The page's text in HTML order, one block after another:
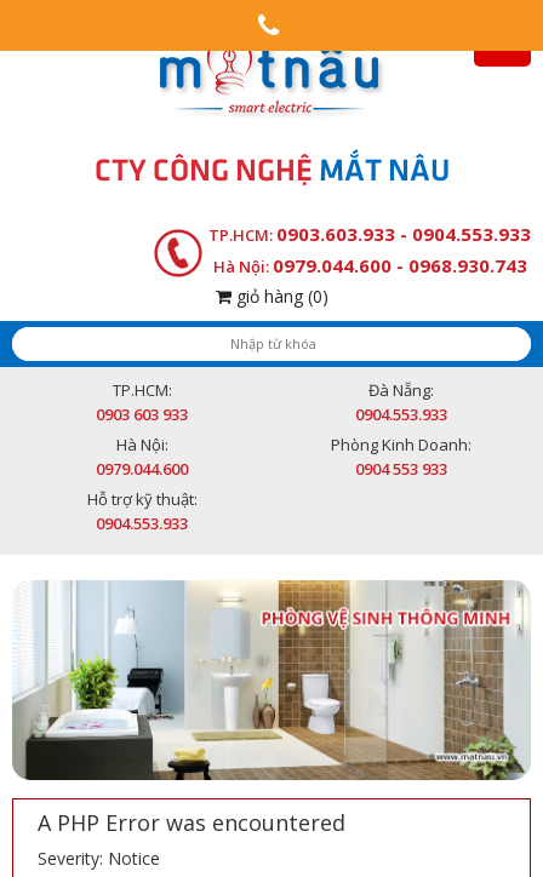
CTY CÔNG NGHỆ MẮT NÂU
TP.HCM: 0903.603.933 - 0904.553.933
Hà Nội: 0979.044.600 - 0968.930.743
giỏ hàng (0)
TP.HCM:
0903 603 933
Đà Nẵng:
0904.553.933
Hà Nội:
0979.044.600
Phòng Kinh Doanh:
0904 553 933
Hỗ trợ kỹ thuật:
0904.553.933
A PHP Error was encountered
Severity: Notice